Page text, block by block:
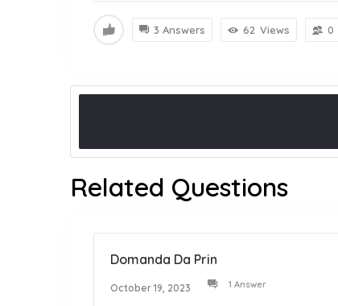
3 Answers 62 Views 0
Related Questions
Domanda Da Prin
October 19, 2023 1 Answer